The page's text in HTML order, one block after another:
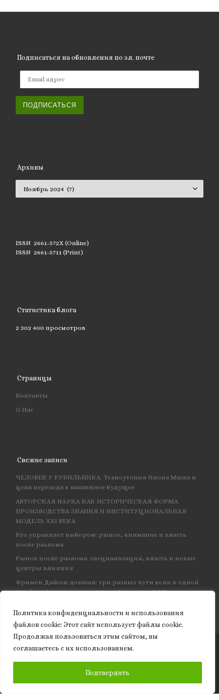
Политика конфиденциальности и использования
файлов сookie: Этот сайт использует файлы cookie.
Продолжая пользоваться этим сайтом, вы
соглашаетесь с их использованием.
Подтвердить
Подписаться на обновления по эл. почте
ПОДПИСАТЬСЯ
Архивы
ISSN 2661-572X (Online)
ISSN 2661-5711 (Print)
Статистика блога
2 302 400 просмотров
Страницы
Контакты
О Нас
Свежие записи
ЧЕЛОВЕК У РУБИЛЬНИКА. Техноутопия Илона Маска и
цена перехода в машинное будущее
АВТОРСКАЯ НАУКА КАК ИСТОРИЧЕСКАЯ ФОРМА
ПРОИЗВОДСТВА ЗНАНИЯ И ИНСТИТУЦИОНАЛЬНАЯ
МОДЕЛЬ XXI ВЕКА
Кто управляет выбором: рынок, внимание и власть
после разлома
Рынок после разлома: специализация, власть и новые
центры влияния
Фримен Дайсон доказал: три разных пути вели к одной
и той же физике — и навсегда объединил КЭД
© 2026Granite of science– Все права защищены